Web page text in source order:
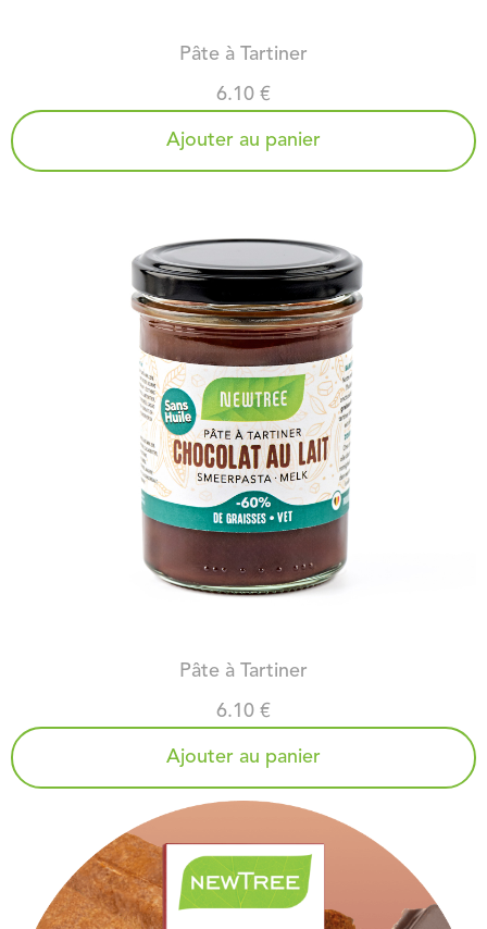
Pâte à Tartiner
6.10 €
Ajouter au panier
Pâte à Tartiner
6.10 €
Ajouter au panier